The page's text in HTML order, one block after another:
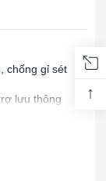
chống gỉ sét
lưu thông
HEPA tùy theo
↑